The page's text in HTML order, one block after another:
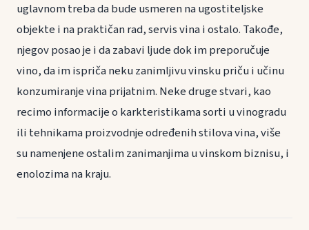
uglavnom treba da bude usmeren na ugostiteljske
objekte i na praktičan rad, servis vina i ostalo. Takođe,
njegov posao je i da zabavi ljude dok im preporučuje
vino, da im ispriča neku zanimljivu vinsku priču i učinu
konzumiranje vina prijatnim. Neke druge stvari, kao
recimo informacije o karkteristikama sorti u vinogradu
ili tehnikama proizvodnje određenih stilova vina, više
su namenjene ostalim zanimanjima u vinskom biznisu, i
enolozima na kraju.